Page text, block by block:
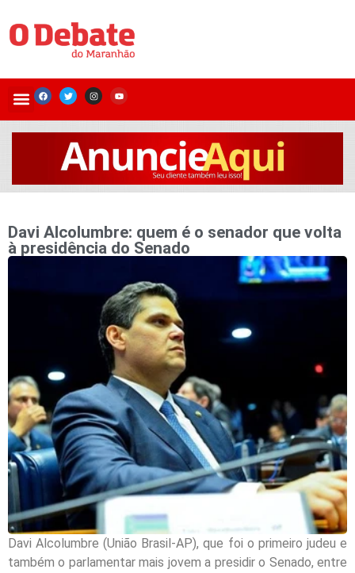
Davi Alcolumbre: quem é o senador que volta
à presidência do Senado
Davi Alcolumbre (União Brasil-AP), que foi o primeiro judeu e
também o parlamentar mais jovem a presidir o Senado, entre